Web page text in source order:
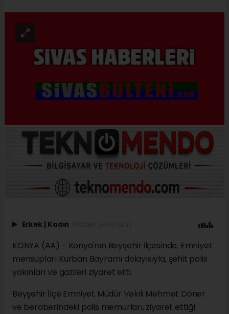
Erkek Kadın
KONYA (AA) - Konya'nın Beyşehir ilçesinde, Emniyet
mensupları Kurban Bayramı dolayısıyla, şehit polis
yakınları ve gazileri ziyaret etti.
Beyşehir İlçe Emniyet Müdür Vekili Mehmet Döner
ve beraberindeki polis memurları, ziyaret ettiği